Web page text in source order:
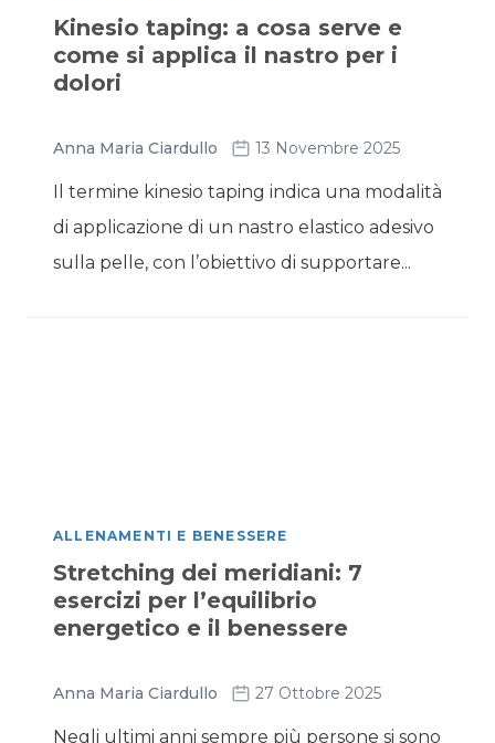
Kinesio taping: a cosa serve e
come si applica il nastro per i
dolori
Anna Maria Ciardullo 13 Novembre 2025
Il termine kinesio taping indica una modalità
di applicazione di un nastro elastico adesivo
sulla pelle, con l’obiettivo di supportare...
ALLENAMENTI E BENESSERE
Stretching dei meridiani: 7
esercizi per l’equilibrio
energetico e il benessere
Anna Maria Ciardullo 27 Ottobre 2025
Negli ultimi anni sempre più persone si sono